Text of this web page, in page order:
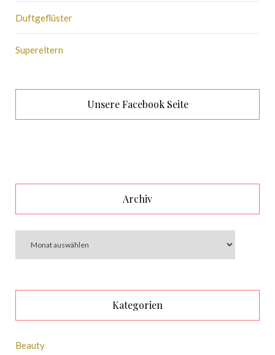
Duftgeflüster
Supereltern
Unsere Facebook Seite
Archiv
Kategorien
Beauty